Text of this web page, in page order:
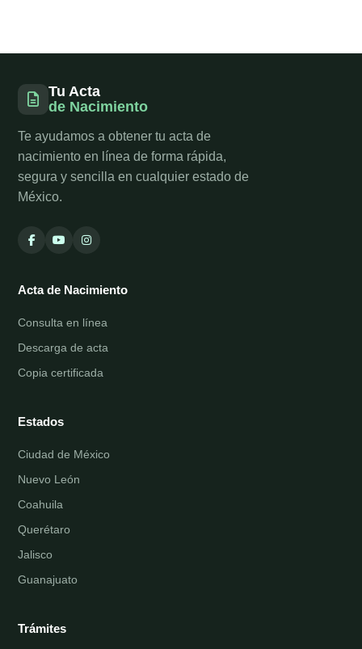
Tu Acta
de Nacimiento
Te ayudamos a obtener tu acta de
nacimiento en línea de forma rápida,
segura y sencilla en cualquier estado de
México.
Acta de Nacimiento
Consulta en línea
Descarga de acta
Copia certificada
Estados
Ciudad de México
Nuevo León
Coahuila
Querétaro
Jalisco
Guanajuato
Trámites